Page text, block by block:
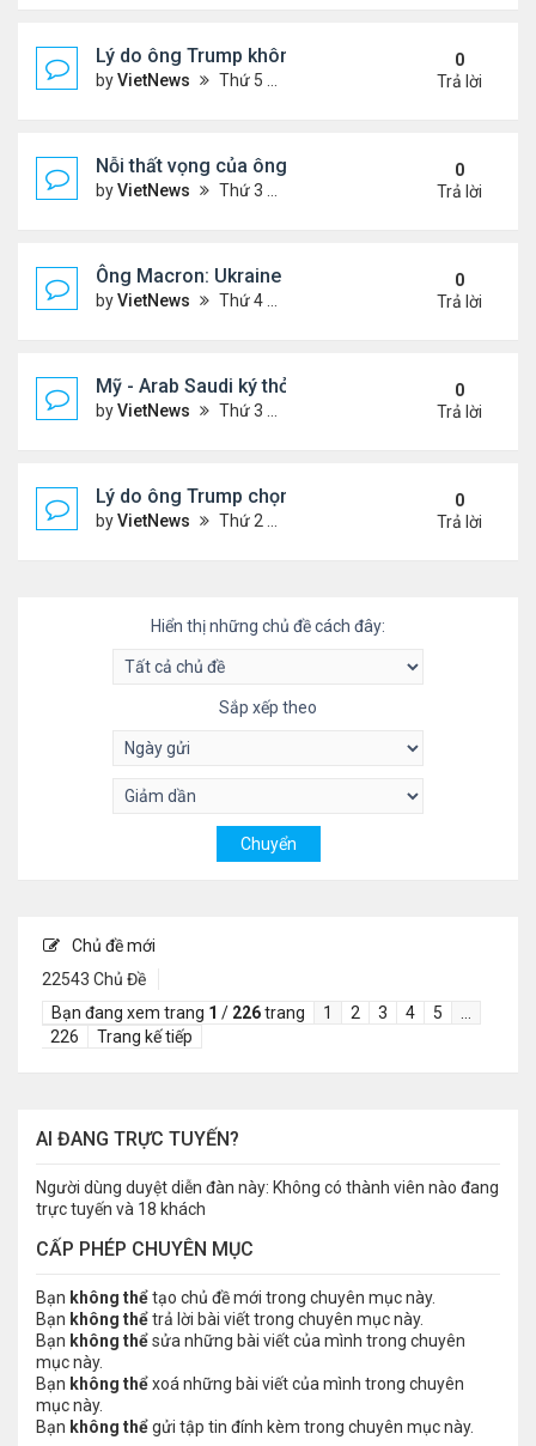
Lý do ông Trump không muốn áp lệnh trừng phạt
byVietNews Thứ 5 Tháng 5 29, 2025 8:32 am
0
Trả lời
Nỗi thất vọng của ông Trump với nỗ lực chấm dứt
byVietNews Thứ 3 Tháng 5 27, 2025 6:13 pm
0
Trả lời
Ông Macron: Ukraine biết không thể giành lại
byVietNews Thứ 4 Tháng 5 14, 2025 3:54 pm
0
Trả lời
Mỹ - Arab Saudi ký thỏa thuận vũ khí 142 tỷ USD
byVietNews Thứ 3 Tháng 5 13, 2025 3:19 pm
0
Trả lời
Lý do ông Trump chọn vùng Vịnh làm nơi đầu tiên
byVietNews Thứ 2 Tháng 5 12, 2025 4:00 pm
0
Trả lời
Hiển thị những chủ đề cách đây:
Sắp xếp theo
Chủ đề mới
22543 Chủ Đề
Bạn đang xem trang 1 / 226trang 1 2 3 4 5
226
Trang kế tiếp
AI ĐANG TRỰC TUYẾN?
Người dùng duyệt diễn đàn này: Không có thành viên nào đang
trực tuyến và 18 khách
CẤP PHÉP CHUYÊN MỤC
Bạn không thểtạo chủ đề mới trong chuyên mục này.
Bạn không thểtrả lời bài viết trong chuyên mục này.
Bạn không thểsửa những bài viết của mình trong chuyên
mục này.
Bạn không thểxoá những bài viết của mình trong chuyên
mục này.
Bạn không thểgửi tập tin đính kèm trong chuyên mục này.